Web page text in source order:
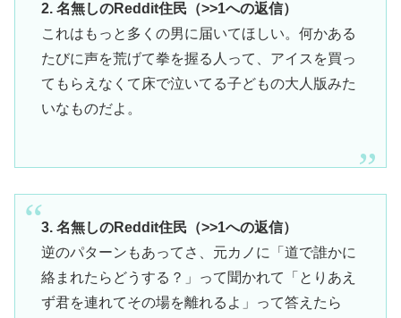
2. 名無しのReddit住民（>>1への返信）
これはもっと多くの男に届いてほしい。何かある
たびに声を荒げて拳を握る人って、アイスを買っ
てもらえなくて床で泣いてる子どもの大人版みた
いなものだよ。
3. 名無しのReddit住民（>>1への返信）
逆のパターンもあってさ、元カノに「道で誰かに
絡まれたらどうする？」って聞かれて「とりあえ
ず君を連れてその場を離れるよ」って答えたら